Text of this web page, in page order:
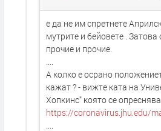
е да не им спретнете
мутрите и бейовете .
прочие и прочие.
А колко е осрано
кажат ? - вижте ката на
Хопкинс" която се
https://coronavirus.jhu.edu/